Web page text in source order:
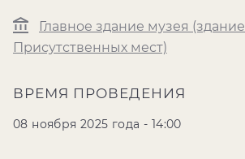
Главное здание музея (здание
Присутственных мест)
ВРЕМЯ ПРОВЕДЕНИЯ
08 ноября 2025 года - 14:00